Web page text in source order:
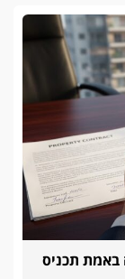
באמת תכניס